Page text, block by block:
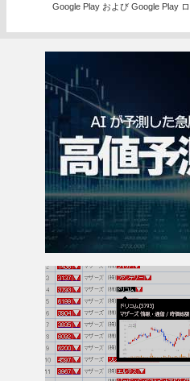
Google Play および Google Play